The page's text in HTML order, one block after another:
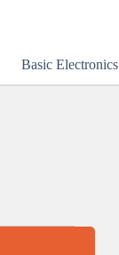
Basic Electronics